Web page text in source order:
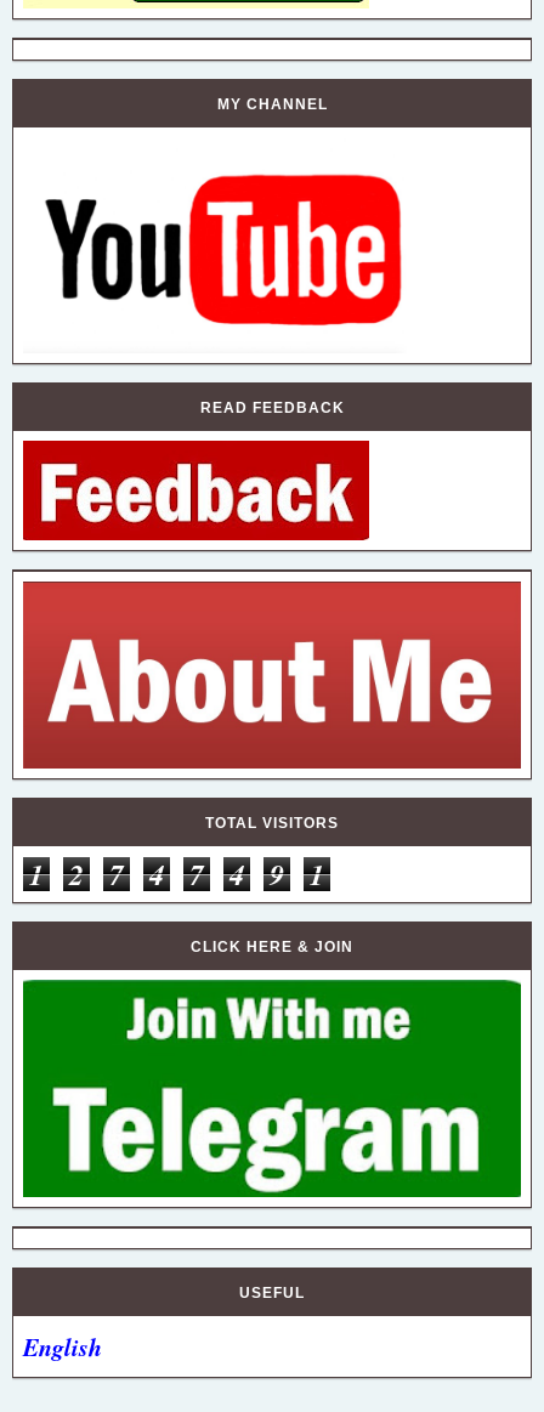
MY CHANNEL
READ FEEDBACK
TOTAL VISITORS
1 2 7 4 7 4 9 1
CLICK HERE & JOIN
USEFUL
English